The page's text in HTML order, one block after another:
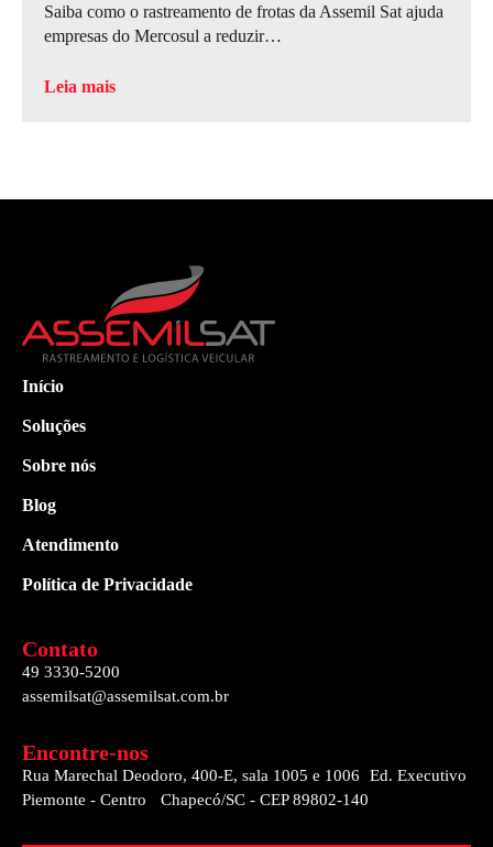
Saiba como o rastreamento de frotas da Assemil Sat ajuda
empresas do Mercosul a reduzir…
Leia mais
Início
Soluções
Sobre nós
Blog
Atendimento
Política de Privacidade
Contato
49 3330-5200
assemilsat@assemilsat.com.br
Encontre-nos
Rua Marechal Deodoro, 400-E, sala 1005 e 1006 Ed. Executivo
Piemonte - Centro Chapecó/SC - CEP 89802-140